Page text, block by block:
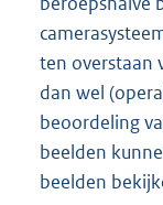
ten overstaan
dan wel
beoordeling
beelden
beelden